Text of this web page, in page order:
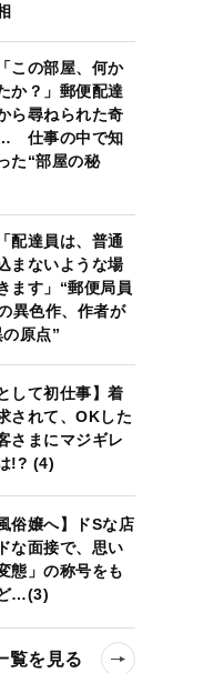
この部屋、何か
か？」郵便配達
ら尋ねられた奇
仕事の中で知
た“部屋の秘
配達員は、普通
まないような場
ます」“郵便局員
異色作、作者が
原点”
して初仕事】着
されて、OKした
さまにマジギレ
!? (4)
俗嬢へ】ドSな店
な面接で、思い
態」の称号をも
…(3)
覧を見る